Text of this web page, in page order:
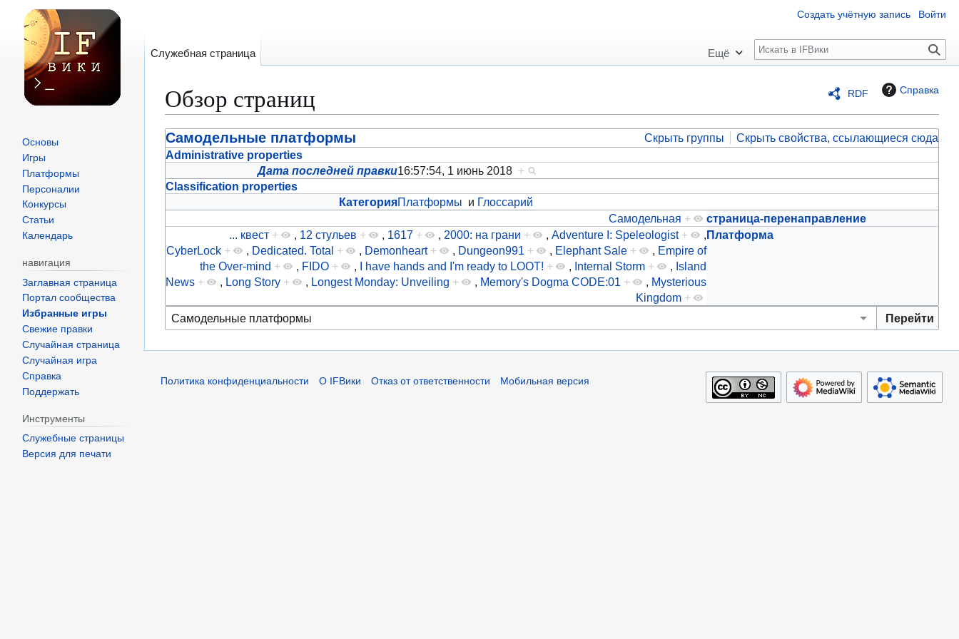
RDF Справка
Обзор страниц
Перейти
к
Перейти
к
Самодельные платформы Скрыть группы
Скрыть свойства, ссылающиеся сюда
Administrative properties
Дата последней правки16:57:54, 1 июнь 2018 +
Classification properties
КатегорияПлатформы и Глоссарий
страница-перенаправление
Самодельная +
Платформа
... квест + , 12 стульев + , 1617 + , 2000: на грани + ,Adventure I: Speleologist +
,
CyberLock + , Dedicated. Total + , Demonheart + , Dungeon991 + , Elephant Sale + , Empire of
the Over-mind + , FIDO + , I have hands and I'm ready to LOOT! + , Internal Storm + , Island
News + , Long Story + , Longest Monday: Unveiling + , Memory's Dogma CODE:01 + , Mysterious
Kingdom +
Создать учётную запись Войти
Служебная страница Ещё
П
о
к
Основы
Игры
Платформы
Персоналии
Конкурсы
Статьи
Календарь
навигация
Заглавная страница
Портал сообщества
Избранные игры
Свежие правки
Случайная страница
Случайная игра
Справка
Поддержать
Инструменты
Служебные страницы
Версия для печати
Политика конфиденциальности О IFВики Отказ от ответственности Мобильная версия